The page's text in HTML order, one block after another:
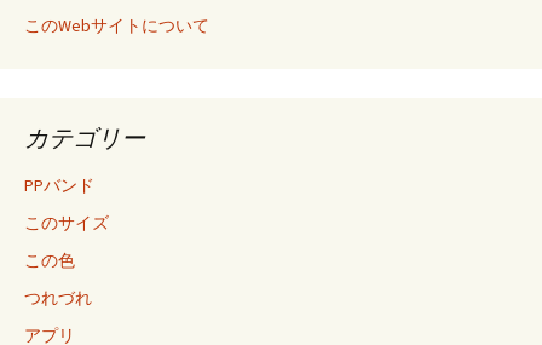
このWebサイトについて
カテゴリー
PPバンド
このサイズ
この色
つれづれ
アプリ